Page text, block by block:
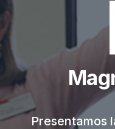
Presentamos